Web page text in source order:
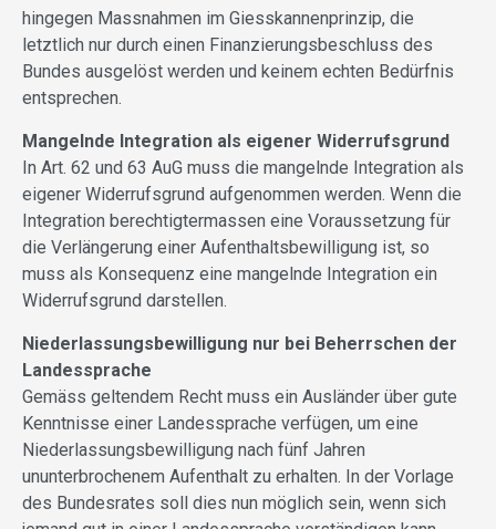
hingegen Massnahmen im Giesskannenprinzip, die
letztlich nur durch einen Finanzierungsbeschluss des
Bundes ausgelöst werden und keinem echten Bedürfnis
entsprechen.
Mangelnde Integration als eigener Widerrufsgrund
In Art. 62 und 63 AuG muss die mangelnde Integration als
eigener Widerrufsgrund aufgenommen werden. Wenn die
Integration berechtigtermassen eine Voraussetzung für
die Verlängerung einer Aufenthaltsbewilligung ist, so
muss als Konsequenz eine mangelnde Integration ein
Widerrufsgrund darstellen.
Niederlassungsbewilligung nur bei Beherrschen der
Landessprache
Gemäss geltendem Recht muss ein Ausländer über gute
Kenntnisse einer Landessprache verfügen, um eine
Niederlassungsbewilligung nach fünf Jahren
ununterbrochenem Aufenthalt zu erhalten. In der Vorlage
des Bundesrates soll dies nun möglich sein, wenn sich